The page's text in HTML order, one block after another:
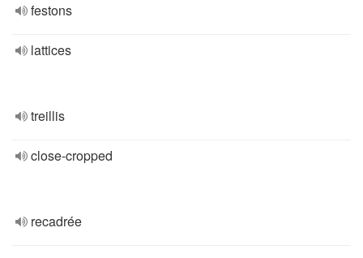
festons
lattices
treillis
close-cropped
recadrée